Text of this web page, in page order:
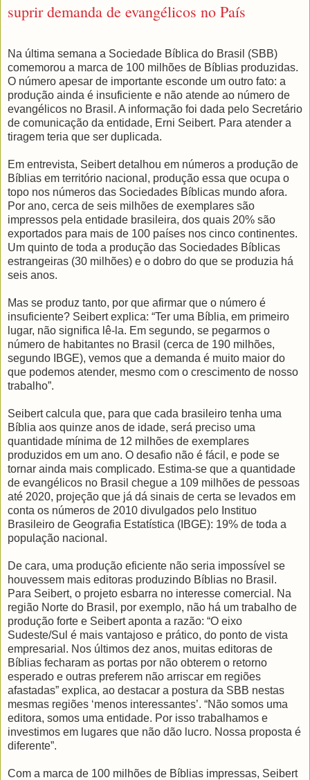
suprir demanda de evangélicos no País
Na última semana a Sociedade Bíblica do Brasil (SBB)
comemorou a marca de 100 milhões de Bíblias produzidas.
O número apesar de importante esconde um outro fato: a
produção ainda é insuficiente e não atende ao número de
evangélicos no Brasil. A informação foi dada pelo Secretário
de comunicação da entidade, Erni Seibert. Para atender a
tiragem teria que ser duplicada.
Em entrevista, Seibert detalhou em números a produção de
Bíblias em território nacional, produção essa que ocupa o
topo nos números das Sociedades Bíblicas mundo afora.
Por ano, cerca de seis milhões de exemplares são
impressos pela entidade brasileira, dos quais 20% são
exportados para mais de 100 países nos cinco continentes.
Um quinto de toda a produção das Sociedades Bíblicas
estrangeiras (30 milhões) e o dobro do que se produzia há
seis anos.
Mas se produz tanto, por que afirmar que o número é
insuficiente? Seibert explica: “Ter uma Bíblia, em primeiro
lugar, não significa lê-la. Em segundo, se pegarmos o
número de habitantes no Brasil (cerca de 190 milhões,
segundo IBGE), vemos que a demanda é muito maior do
que podemos atender, mesmo com o crescimento de nosso
trabalho”.
Seibert calcula que, para que cada brasileiro tenha uma
Bíblia aos quinze anos de idade, será preciso uma
quantidade mínima de 12 milhões de exemplares
produzidos em um ano. O desafio não é fácil, e pode se
tornar ainda mais complicado. Estima-se que a quantidade
de evangélicos no Brasil chegue a 109 milhões de pessoas
até 2020, projeção que já dá sinais de certa se levados em
conta os números de 2010 divulgados pelo Instituo
Brasileiro de Geografia Estatística (IBGE): 19% de toda a
população nacional.
De cara, uma produção eficiente não seria impossível se
houvessem mais editoras produzindo Bíblias no Brasil.
Para Seibert, o projeto esbarra no interesse comercial. Na
região Norte do Brasil, por exemplo, não há um trabalho de
produção forte e Seibert aponta a razão: “O eixo
Sudeste/Sul é mais vantajoso e prático, do ponto de vista
empresarial. Nos últimos dez anos, muitas editoras de
Bíblias fecharam as portas por não obterem o retorno
esperado e outras preferem não arriscar em regiões
afastadas” explica, ao destacar a postura da SBB nestas
mesmas regiões ‘menos interessantes’. “Não somos uma
editora, somos uma entidade. Por isso trabalhamos e
investimos em lugares que não dão lucro. Nossa proposta é
diferente”.
Com a marca de 100 milhões de Bíblias impressas, Seibert